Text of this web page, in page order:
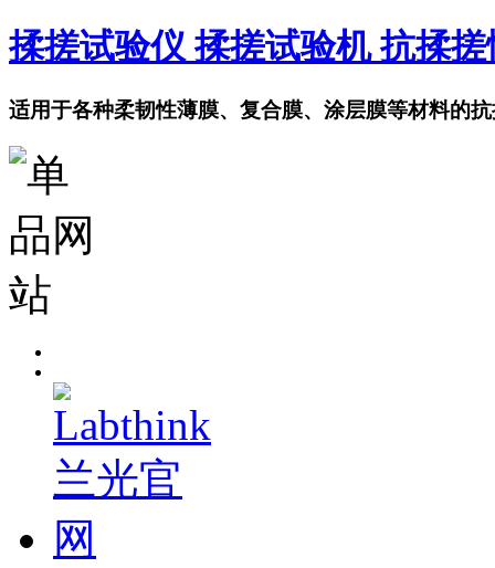
揉搓试验仪 揉搓试验机 抗揉
适用于各种柔韧性薄膜、复合膜、涂层膜等材料的